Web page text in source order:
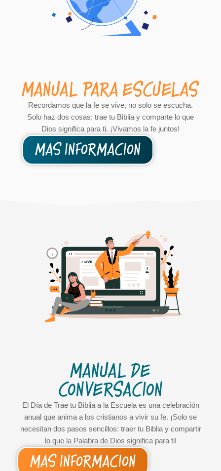
MANUAL PARA ESCUELAS
Recordamos que la fe se vive, no solo se escucha.
Solo haz dos cosas: trae tu Biblia y comparte lo que
Dios significa para ti. ¡Vivamos la fe juntos!
Más Información
MANUAL DE
CONVERSACIÓN
El Día de Trae tu Biblia a la Escuela es una celebración
anual que anima a los cristianos a vivir su fe. ¡Solo se
necesitan dos pasos sencillos: traer tu Biblia y compartir
lo que la Palabra de Dios significa para ti!
Más Información